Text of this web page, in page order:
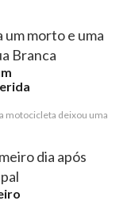
motocicleta deixou uma